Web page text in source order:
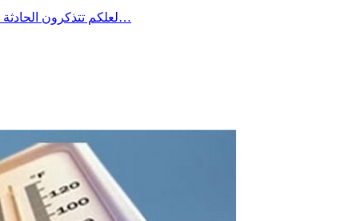
لعلكم تتذكرون الحادثة الاليمة التي جدت منذ مدة في معتمدية منزل شاكر من ولاية صفاقس حين غرق شاب في فستقية ماء وخيّم الحُزن آنذاك على المنطقة وطالب…